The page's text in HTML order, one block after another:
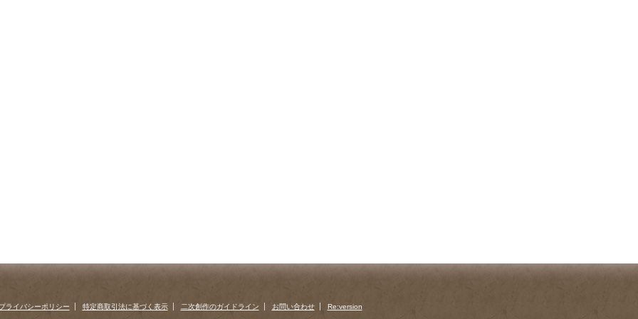
ライバシーポリシー 特定商取引法に基づく表示 二次創作のガイドライン お問い合わせ Re:version